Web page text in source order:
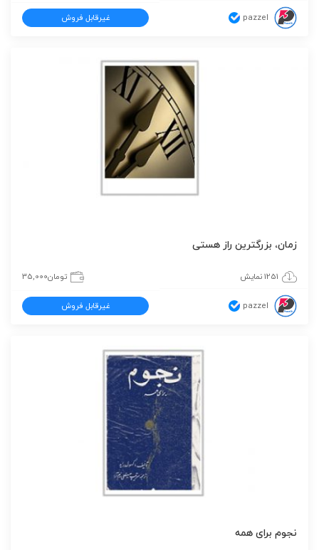
pazzel غیرقابل فروش
زمان، بزرگترین راز هستی
1251 نمایش تومان35,000
pazzel غیرقابل فروش
نجوم برای همه